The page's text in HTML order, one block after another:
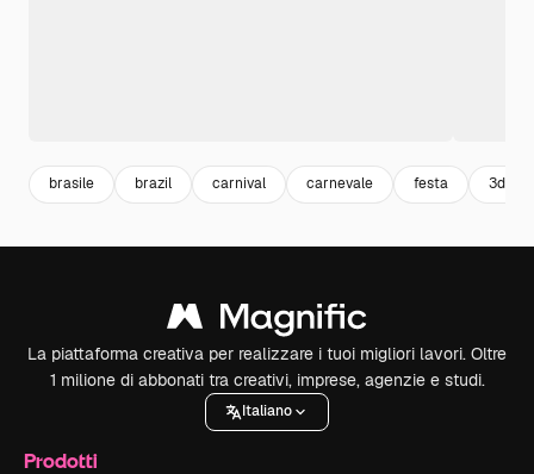
brasile brazil carnival carnevale festa 3d
La piattaforma creativa per realizzare i tuoi migliori lavori. Oltre
1 milione di abbonati tra creativi, imprese, agenzie e studi.
Italiano
Prodotti